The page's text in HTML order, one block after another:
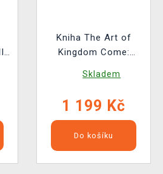
-
Kniha The Art of
Kingdom Come:
Skladem
1 199 Kč
Do košíku